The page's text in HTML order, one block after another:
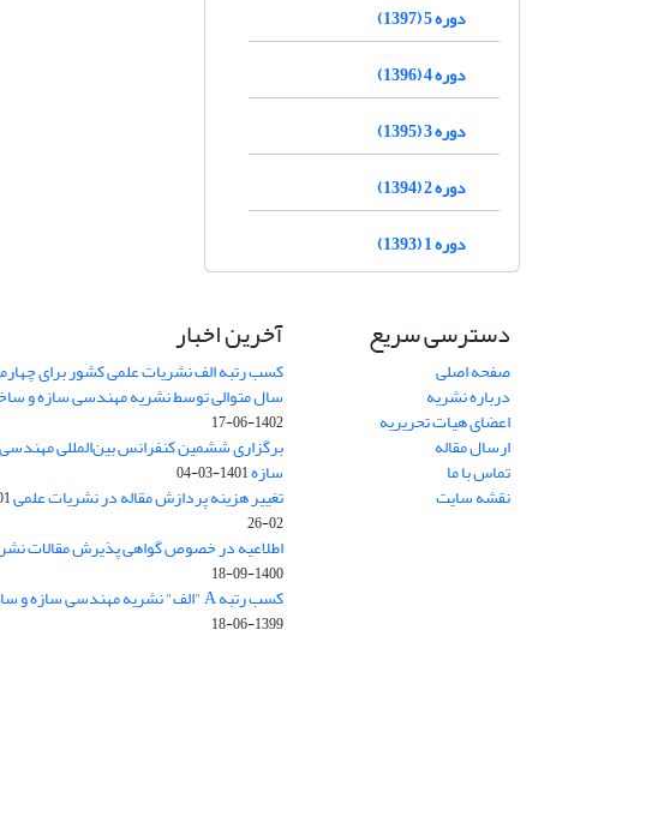
دوره 5 (1397)
دوره 4 (1396)
دوره 3 (1395)
دوره 2 (1394)
دوره 1 (1393)
دسترسی سریع
صفحه اصلی
درباره نشریه
اعضای هیات تحریریه
ارسال مقاله
تماس با ما
نقشه سایت
آخرین اخبار
کسب رتبه الف نشریات علمی کشور برای
سال متوالی توسط نشریه مهندسی سازه و
1402-06-17
برگزاری ششمین کنفرانس بین‌المللی مهندسی
سازه1401-03-04
تغییر هزینه پردازش مقاله در نشریات علمی
02-26
اطلاعیه در خصوص گواهی پذیرش مقالات
1400-09-18
کسب رتبه A "الف" نشریه مهندسی سازه و ساخت
1399-06-18